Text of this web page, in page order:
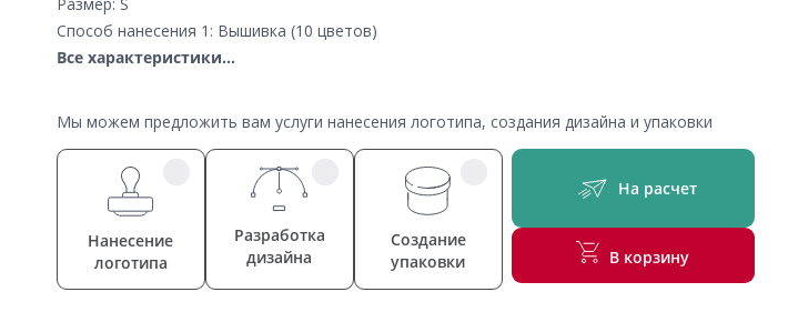
Способ нанесения 1: Вышивка (10 цветов)
Все характеристики...
Мы можем предложить вам услуги нанесения логотипа, создания дизайна и упаковки
Нанесение
логотипа
Разработка
дизайна
Создание
упаковки
На расчет
В корзину